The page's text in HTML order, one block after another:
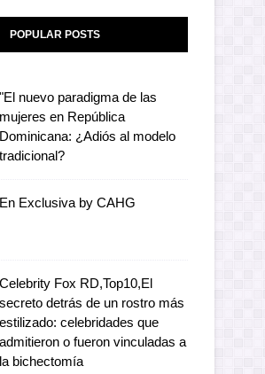
POPULAR POSTS
"El nuevo paradigma de las
mujeres en República
Dominicana: ¿Adiós al modelo
tradicional?
En Exclusiva by CAHG
Celebrity Fox RD,Top10,El
secreto detrás de un rostro más
estilizado: celebridades que
admitieron o fueron vinculadas a
la bichectomía